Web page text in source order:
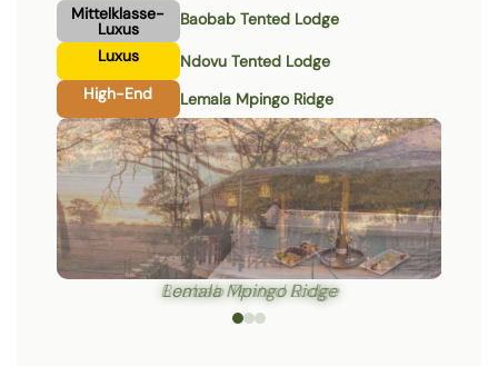
Mittelklasse-
Luxus
Baobab Tented Lodge
Luxus
Ndovu Tented Lodge
High-End
Lemala Mpingo Ridge
Boabab Tented Lodge